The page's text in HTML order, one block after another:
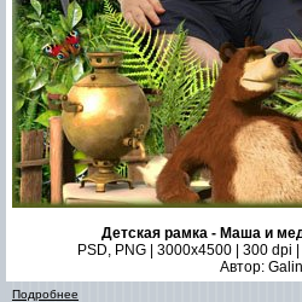
Детская рамка - Маша и
PSD, PNG | 3000x4500 | 300 dpi
Автор:
Подробнее